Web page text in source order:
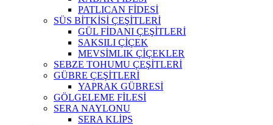
PATLICAN FİDESİ
SÜS BİTKİSİ ÇEŞİTLERİ
GÜL FİDANI ÇEŞİTLERİ
SAKSILI ÇİÇEK
MEVSİMLIK ÇİÇEKLER
SEBZE TOHUMU ÇEŞİTLERİ
GÜBRE ÇEŞİTLERİ
YAPRAK GÜBRESİ
GÖLGELEME FİLESİ
SERA NAYLONU
SERA KLİPS